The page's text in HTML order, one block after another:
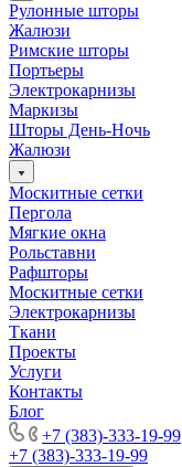
Рулонные шторы
Жалюзи
Римские шторы
Портьеры
Электрокарнизы
Маркизы
Шторы День-Ночь
Жалюзи
Москитные сетки
Пергола
Мягкие окна
Рольставни
Рафшторы
Москитные сетки
Электрокарнизы
Ткани
Проекты
Услуги
Контакты
Блог
+7 (383)-333-19-99
+7 (383)-333-19-99